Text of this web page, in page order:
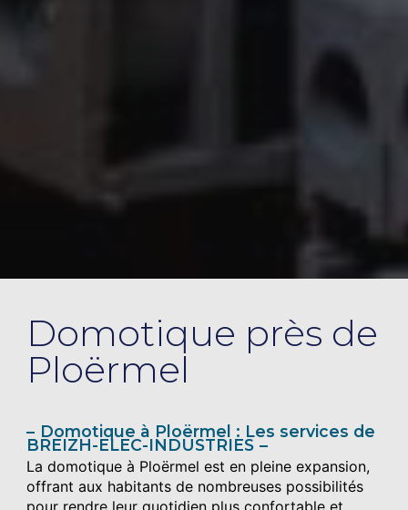
Domotique près de
Ploërmel
Domotique à Ploërmel : Les services de
BREIZH-ELEC-INDUSTRIES
La domotique à Ploërmel est en pleine expansion,
offrant aux habitants de nombreuses possibilités
pour rendre leur quotidien plus confortable et